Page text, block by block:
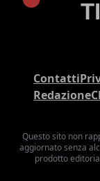
Contatti
Redazione
Questo sito non
aggiornato senza
prodotto